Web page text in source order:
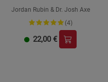
Jordan Rubin & Dr. Josh Axe
(4)
22,00 €